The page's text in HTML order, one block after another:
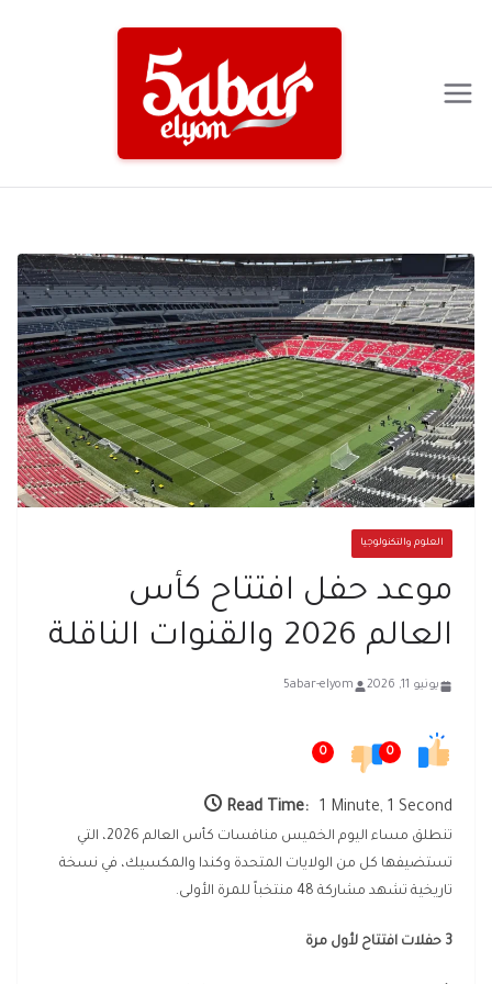
العلوم والتكنولوجيا
موعد حفل افتتاح كأس
العالم 2026 والقنوات الناقلة
يونيو 11, 2026 5abar-elyom
0
0
Read Time: 1 Minute, 1 Second
تنطلق مساء اليوم الخميس منافسات كأس العالم 2026، التي
تستضيفها كل من الولايات المتحدة وكندا والمكسيك، في نسخة
تاريخية تشهد مشاركة 48 منتخباً للمرة الأولى.
3 حفلات افتتاح لأول مرة